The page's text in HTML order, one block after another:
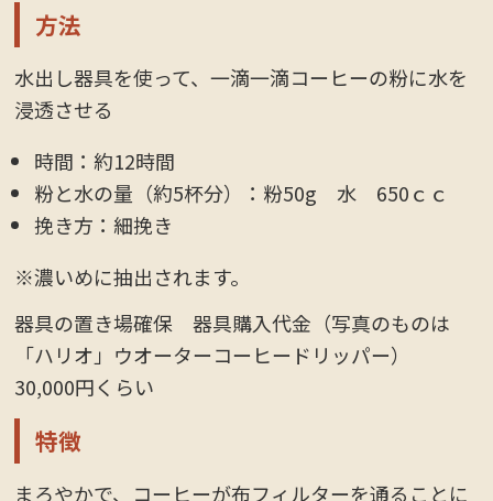
方法
水出し器具を使って、一滴一滴コーヒーの粉に水を
浸透させる
時間：約12時間
粉と水の量（約5杯分）：粉50g 水 650ｃｃ
挽き方：細挽き
※濃いめに抽出されます。
器具の置き場確保 器具購入代金（写真のものは
「ハリオ」ウオーターコーヒードリッパー）
30,000円くらい
特徴
まろやかで、コーヒーが布フィルターを通ることに